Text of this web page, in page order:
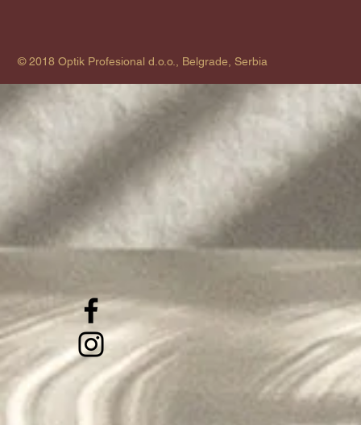
© 2018 Optik Profesional d.o.o., Belgrade, Serbia